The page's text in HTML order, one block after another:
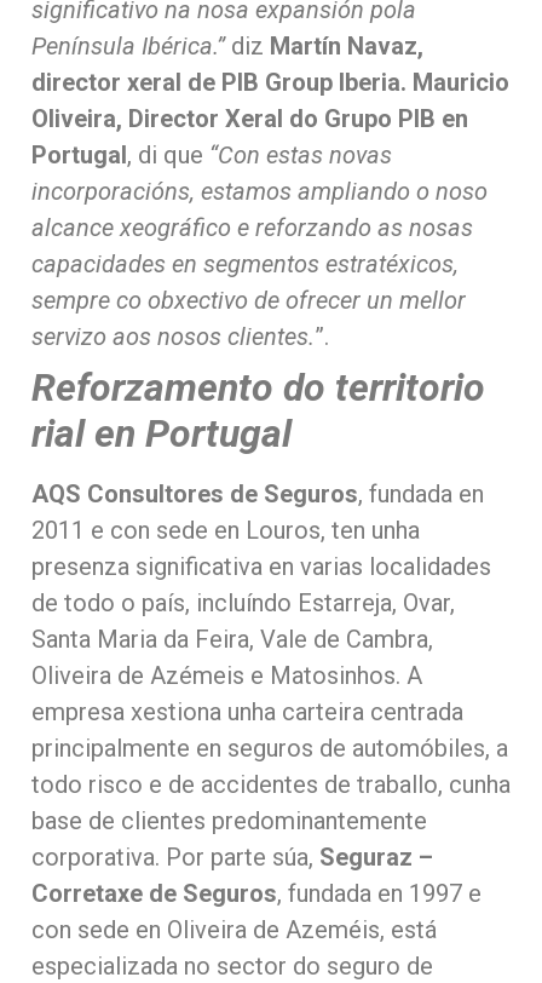
significativo na nosa expansión pola
Península Ibérica.”diz Martín Navaz,
director xeral de PIB Group Iberia. Mauricio
Oliveira, Director Xeral do Grupo PIB en
Portugal, di que “Con estas novas
incorporacións, estamos ampliando o noso
alcance xeográfico e reforzando as nosas
capacidades en segmentos estratéxicos,
sempre co obxectivo de ofrecer un mellor
servizo aos nosos clientes.”.
Reforzamento do territorio
rial en Portugal
AQS Consultores de Seguros, fundada en
2011 e con sede en Louros, ten unha
presenza significativa en varias localidades
de todo o país, incluíndo Estarreja, Ovar,
Santa Maria da Feira, Vale de Cambra,
Oliveira de Azémeis e Matosinhos. A
empresa xestiona unha carteira centrada
principalmente en seguros de automóbiles, a
todo risco e de accidentes de traballo, cunha
base de clientes predominantemente
corporativa. Por parte súa, Seguraz –
Corretaxe de Seguros, fundada en 1997 e
con sede en Oliveira de Azeméis, está
especializada no sector do seguro de